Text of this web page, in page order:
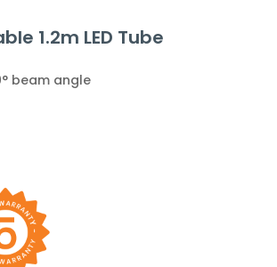
1.2m LED Tube
beam angle